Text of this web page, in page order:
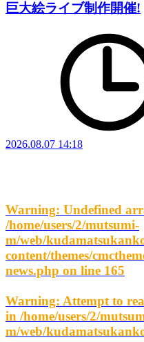
巨大絵ライブ制作開催!
2026.08.07 14:18
Warning: Undefined
/home/users/2/mutsumi-
m/web/
content/themes/
news.php on line 165
Warning: Attempt to
in /home/users/2/
m/web/